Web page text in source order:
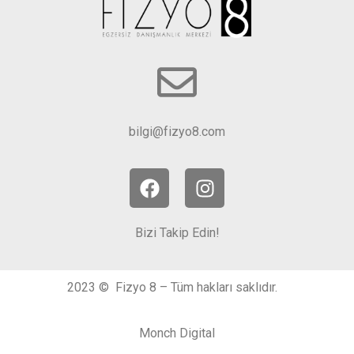
bilgi@fizyo8.com
Bizi Takip Edin!
2023 © Fizyo 8 – Tüm hakları saklıdır.
Monch Digital